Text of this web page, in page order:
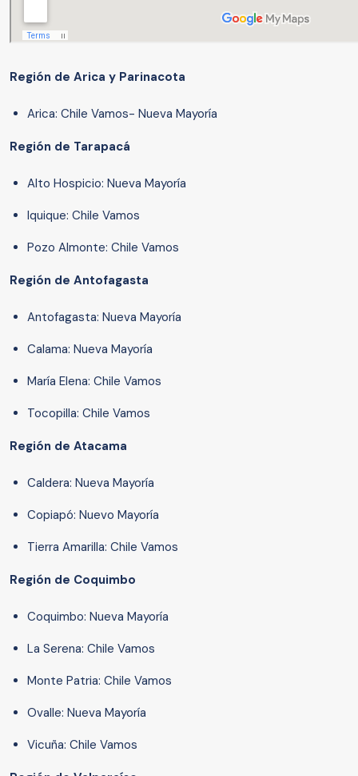
Región de Arica y Parinacota
Arica: Chile Vamos- Nueva Mayoría
Región de Tarapacá
Alto Hospicio: Nueva Mayoría
Iquique: Chile Vamos
Pozo Almonte: Chile Vamos
Región de Antofagasta
Antofagasta: Nueva Mayoría
Calama: Nueva Mayoría
María Elena: Chile Vamos
Tocopilla: Chile Vamos
Región de Atacama
Caldera: Nueva Mayoría
Copiapó: Nuevo Mayoría
Tierra Amarilla: Chile Vamos
Región de Coquimbo
Coquimbo: Nueva Mayoría
La Serena: Chile Vamos
Monte Patria: Chile Vamos
Ovalle: Nueva Mayoría
Vicuña: Chile Vamos